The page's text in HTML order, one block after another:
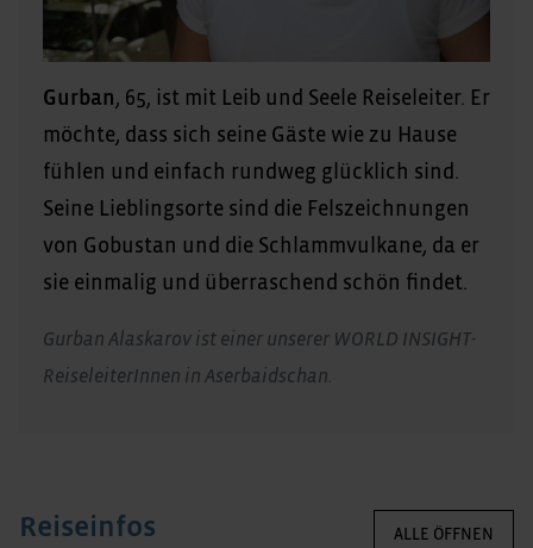
Gurban, 65, ist mit Leib und Seele Reiseleiter. Er
möchte, dass sich seine Gäste wie zu Hause
fühlen und einfach rundweg glücklich sind.
Seine Lieblingsorte sind die Felszeichnungen
von Gobustan und die Schlammvulkane, da er
sie einmalig und überraschend schön findet.
Gurban Alaskarov ist einer unserer WORLD INSIGHT-
ReiseleiterInnen in Aserbaidschan.
Reiseinfos ALLE ÖFFNEN